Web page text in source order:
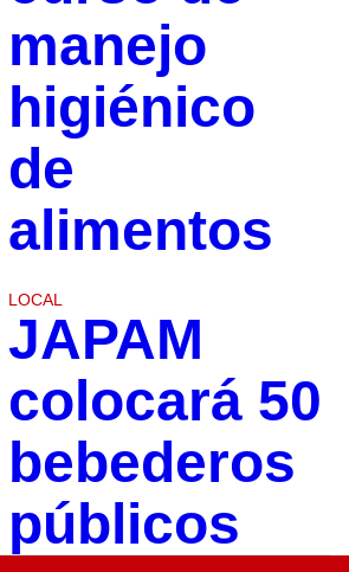
manejo
higiénico
de
alimentos
LOCAL
JAPAM
colocará 50
bebederos
públicos